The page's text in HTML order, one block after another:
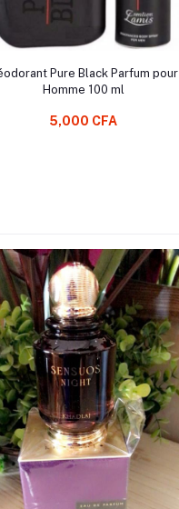
Ajouter au Panier
Pure Black Parfum pour
Homme 100 ml
5,000 CFA